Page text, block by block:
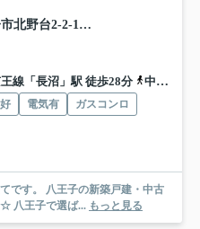
『八王子市新築戸建て』八王子市北野台2-2-1【仲介手数料無料】 ３４期
線「長沼」駅 徒歩28分 中央線「八王子」駅 バス21分 「白山神社」 停歩2分
電気有
ガスコンロ
戸建・中古
戸建 マンション・土地には自信あり☆ 八王子で選ば... もっと見る